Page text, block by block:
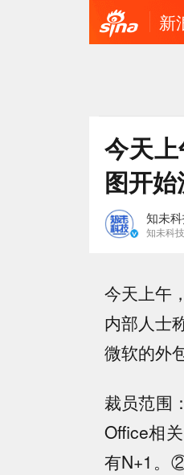
新
今天
图开
知未
知未科
今天上午
内部人士
微软的外
裁员范围
Office相
有N+1。